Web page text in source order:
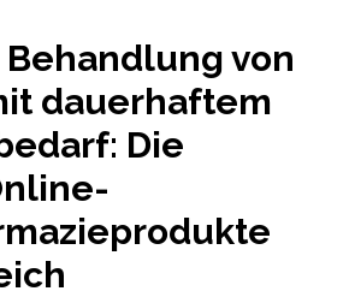
von
dauerhaftem
Die